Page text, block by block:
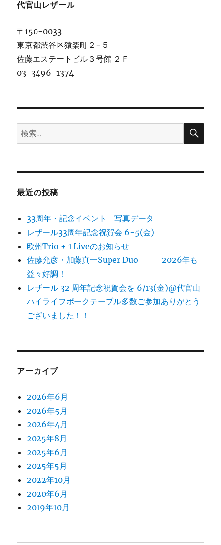
代官山レザール
〒150-0033
東京都渋谷区猿楽町２−５
佐藤エステートビル３号館 ２Ｆ
03-3496-1374
検
索:
検
最近の投稿
33周年・記念イベント 写真データ
レザール33周年記念祝賀会 6-5(金)
欧州Trio + 1 Liveのお知らせ
佐藤允彦・加藤真一Super Duo 2026年も
益々好調！
レザール 32 周年記念祝賀会を 6/13(金)@代官山
ハイライフポークテーブル多数ご参加ありがとう
ございました！！
アーカイブ
2026年6月
2026年5月
2026年4月
2025年8月
2025年6月
2025年5月
2022年10月
2020年6月
2019年10月